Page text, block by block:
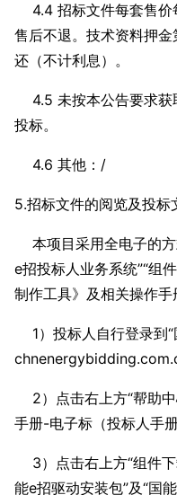
4.4 招标文件每套售价
售后不退。技术资料押
还（不计利息）。
4.5 未按本公告要求获
投标。
4.6 其他：/
5.招标文件的阅览及投标
本项目采用全电子的方
e招投标人业务系统”“组
制作工具》及相关操作手
1）投标人自行登录到“
2）点击右上方“帮助中
手册-电子标（投标人手册
3）点击右上方“组件下
能e招驱动安装包”及“国